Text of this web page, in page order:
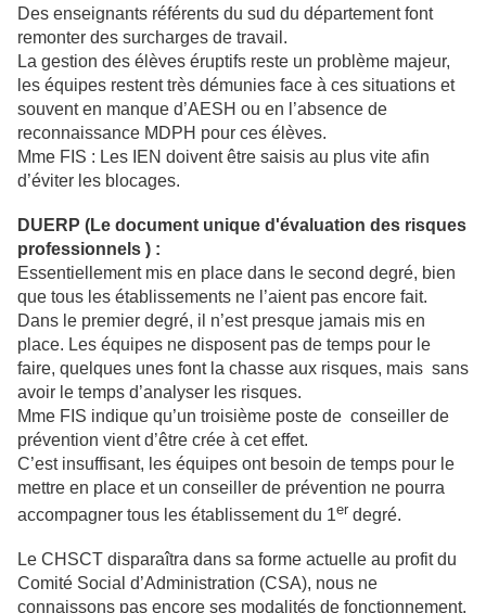
Des enseignants référents du sud du département font
remonter des surcharges de travail.
La gestion des élèves éruptifs reste un problème majeur,
les équipes restent très démunies face à ces situations et
souvent en manque d’AESH ou en l’absence de
reconnaissance MDPH pour ces élèves.
Mme FIS : Les IEN doivent être saisis au plus vite afin
d’éviter les blocages.
DUERP (Le document unique d'évaluation des risques
professionnels ) :
Essentiellement mis en place dans le second degré, bien
que tous les établissements ne l’aient pas encore fait.
Dans le premier degré, il n’est presque jamais mis en
place. Les équipes ne disposent pas de temps pour le
faire, quelques unes font la chasse aux risques, mais sans
avoir le temps d’analyser les risques.
Mme FIS indique qu’un troisième poste de conseiller de
prévention vient d’être crée à cet effet.
C’est insuffisant, les équipes ont besoin de temps pour le
mettre en place et un conseiller de prévention ne pourra
accompagner tous les établissement du 1er degré.
Le CHSCT disparaîtra dans sa forme actuelle au profit du
Comité Social d’Administration (CSA), nous ne
connaissons pas encore ses modalités de fonctionnement,